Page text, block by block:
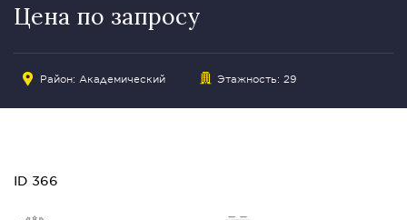
Цена по запросу
Район: Академический Этажность: 29
ID 366